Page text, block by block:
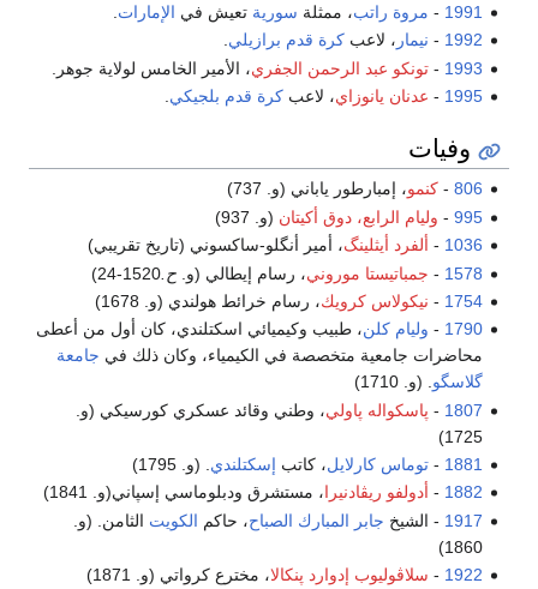
1991
- مروة راتب، ممثلة سورية تعيش في الإمارات
1992
- نيمار ، لاعبكرة قدم برازيلي.
1993
-تونكو عبد الرحمن الجفري، الأمير الخامس لولاية جوهر.
1995
- عدنان يانوزاي، لاعبكرة قدم بلجيكي
وفيات
806
-كنمو، إمبارطور ياباني (و. 737)
995
- وليام الرابع، دوق أكيتان (و. 937)
1036
- ألفرد أيثلينگ، أمير أنگلو-ساكسوني (تاريخ تقريبي)
1578
- جمباتيستا موروني، رسام إيطالي (و.ح.1520-24)
1754
- نيكولاس كرويك، رسام خرائط هولندي (و. 1678)
1790
- وليام كلن، طبيب وكيميائي اسكتلندي، كان أول من أعطى
محاضرات جامعية متخصصة في الكيمياء، وكان ذلك في جامعة
گلاسگو. (و. 1710)
1807
- پاسكواله پاولي، وطني وقائد عسكري كورسيكي (و.
1725)
1881
-توماس كارلايل، كاتب إسكتلندي . (و. 1795)
1882
- أدولفو ريڤادنيرا، مستشرق ودبلوماسي إسپاني(و. 1841)
1917 - الشيخ جابر المبارك الصباح، حاكم الكويت الثامن. (و.
1860)
1922
- سلاڤوليوب إدوارد پنكالا، مخترع كرواتي (و. 1871)